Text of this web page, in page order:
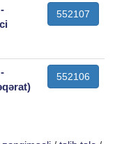
552107
552106